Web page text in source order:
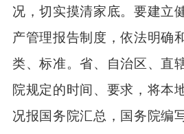
况，切实摸清家底。要建立
产管理报告制度，依法明确
类、标准。省、自治区、直
院规定的时间、要求，将本
况报国务院汇总，国务院编